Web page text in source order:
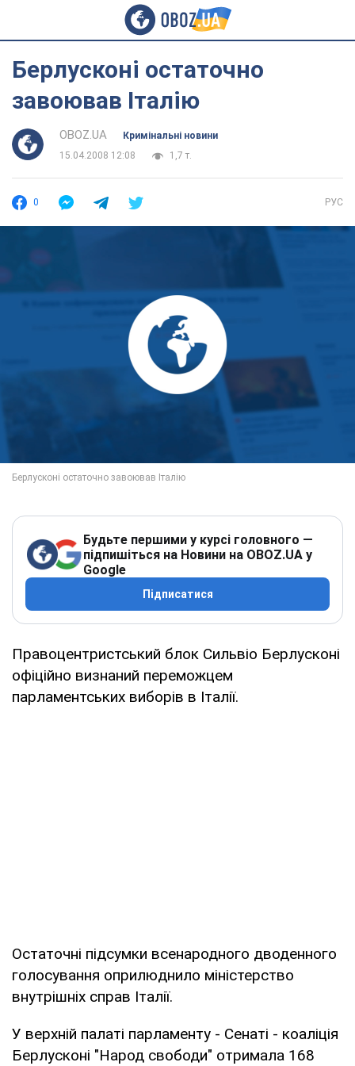
Берлусконі остаточно
завоював Італію
OBOZ.UA
Кримінальні новини
15.04.2008 12:08
1,7 т.
0 РУС
Будьте першими у курсі головного —
підпишіться на Новини на OBOZ.UA у
Google
Підписатися
Правоцентристський блок Сильвіо Берлусконі
офіційно визнаний переможцем
парламентських виборів в Італії.
Остаточні підсумки всенародного дводенного
голосування оприлюднило міністерство
внутрішніх справ Італії.
У верхній палаті парламенту - Сенаті - коаліція
Берлусконі "Народ свободи" отримала 168